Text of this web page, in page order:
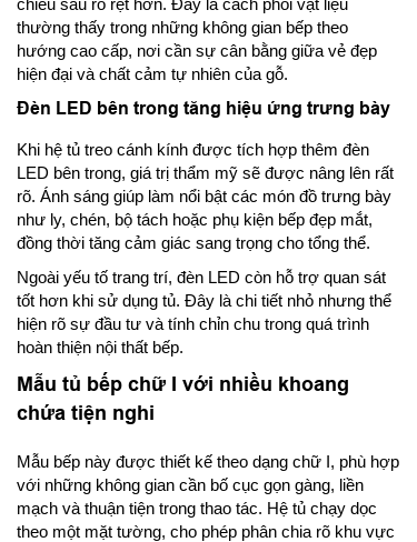
chiều sâu rõ rệt hơn. Đây là cách phối vật liệu
thường thấy trong những không gian bếp theo
hướng cao cấp, nơi cần sự cân bằng giữa vẻ đẹp
hiện đại và chất cảm tự nhiên của gỗ.
Đèn LED bên trong tăng hiệu ứng trưng bày
Khi hệ tủ treo cánh kính được tích hợp thêm đèn
LED bên trong, giá trị thẩm mỹ sẽ được nâng lên rất
rõ. Ánh sáng giúp làm nổi bật các món đồ trưng bày
như ly, chén, bộ tách hoặc phụ kiện bếp đẹp mắt,
đồng thời tăng cảm giác sang trọng cho tổng thể.
Ngoài yếu tố trang trí, đèn LED còn hỗ trợ quan sát
tốt hơn khi sử dụng tủ. Đây là chi tiết nhỏ nhưng thể
hiện rõ sự đầu tư và tính chỉn chu trong quá trình
hoàn thiện nội thất bếp.
Mẫu tủ bếp chữ I với nhiều khoang
chứa tiện nghi
Mẫu bếp này được thiết kế theo dạng chữ I, phù hợp
với những không gian cần bố cục gọn gàng, liền
mạch và thuận tiện trong thao tác. Hệ tủ chạy dọc
theo một mặt tường, cho phép phân chia rõ khu vực